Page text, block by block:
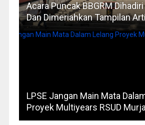
Acara Puncak BBGRM
Dan Dimeriahkan Tampilan
LPSE Jangan Main Mata
Proyek Multiyears RSUD